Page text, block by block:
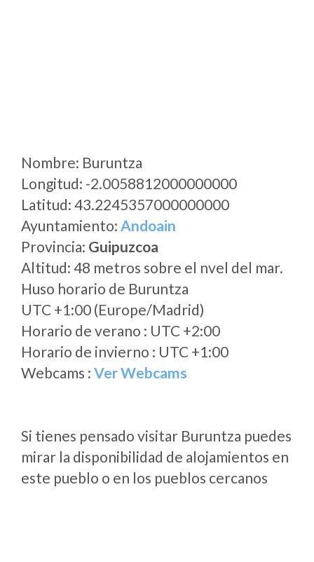
Nombre: Buruntza
Longitud: -2.0058812000000000
Latitud: 43.2245357000000000
Ayuntamiento: Andoain
Provincia: Guipuzcoa
Altitud: 48 metros sobre el nvel del mar.
Huso horario de Buruntza
UTC +1:00 (Europe/Madrid)
Horario de verano : UTC +2:00
Horario de invierno : UTC +1:00
Webcams : Ver Webcams
Si tienes pensado visitar Buruntza puedes
mirar la disponibilidad de alojamientos en
este pueblo o en los pueblos cercanos